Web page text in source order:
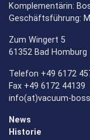
Komplementärin:
Geschäftsführung:
Zum Wingert 5
61352 Bad Homburg
Telefon +49 6172
Fax +49 6172 44139
info(at)vacuum-
News
Historie